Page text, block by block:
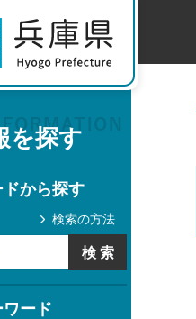
を探す
から探す
検索の方法
ード